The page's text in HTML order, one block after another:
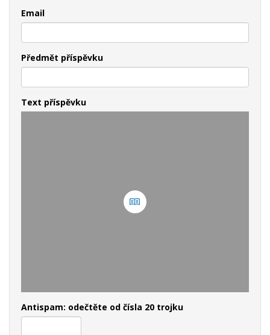
Email
Předmět příspěvku
Text příspěvku
Antispam: odečtěte od čísla 20 trojku